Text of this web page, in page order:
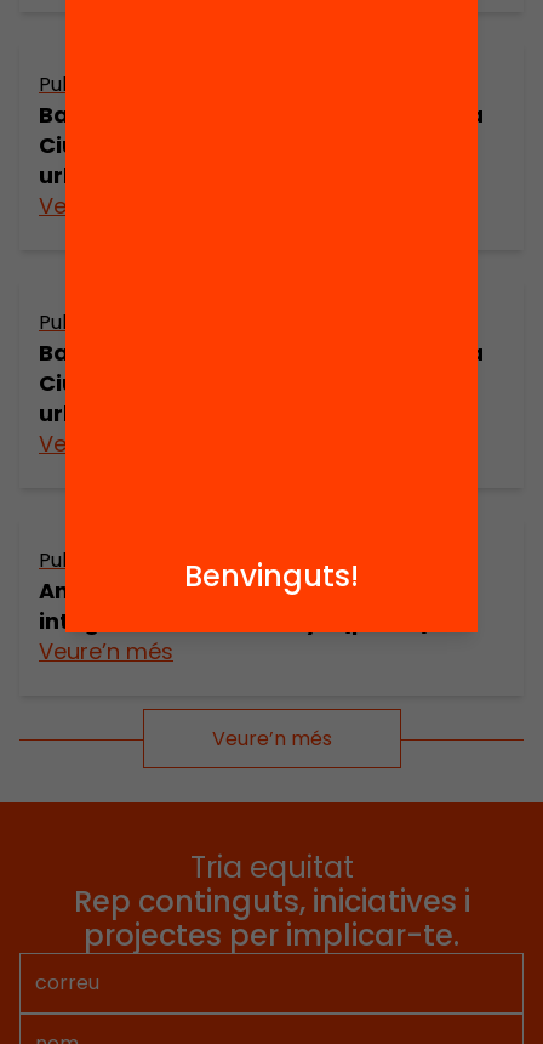
Publicació
Barcelona a principis del segle XVIII: La
Ciutadella i els canvis de l’estructura
urbana (part 3)
Veure’n més
Publicació
Barcelona a principis del segle XVIII: La
Ciutadella i els canvis de l’estructura
urbana (part 2)
Veure’n més
Publicació
Análisis de la inmigración y su
integración en Catalunya (part 2)
Veure’n més
Veure’n més
Tria equitat
Rep continguts, iniciatives i
projectes per implicar-te.
Benvinguts!